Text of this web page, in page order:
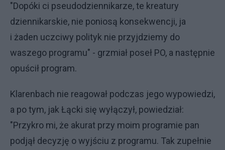
"Dopóki ci pseudodziennikarze, te kreatury
dziennikarskie, nie poniosą konsekwencji, ja
i żaden uczciwy polityk nie przyjdziemy do
waszego programu" - grzmiał poseł PO, a następnie
opuścił program.
Klarenbach nie reagował podczas jego wypowiedzi,
a po tym, jak Łącki się wyłączył, powiedział:
"Przykro mi, że akurat przy moim programie pan
podjął decyzję o wyjściu z programu. Tak zupełnie